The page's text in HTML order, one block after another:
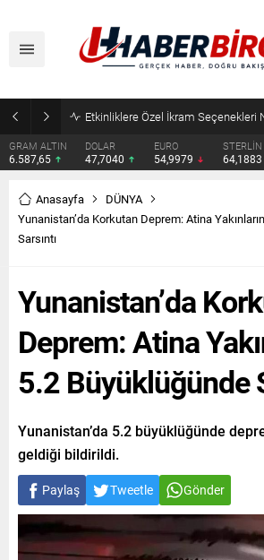
DOLAR
47,7040
EURO
54,9979
STERLİN
64,1883
BIST 100
Anasayfa
DÜNYA
Yunanistan’da Korkutan Deprem: Atina
Sarsıntı
Yunanistan’da
Deprem: Atina
5.2 Büyüklüğünde
Yunanistan’da 5.2 büyüklüğünde
geldiği bildirildi.
Paylaş Tweetle Gönder